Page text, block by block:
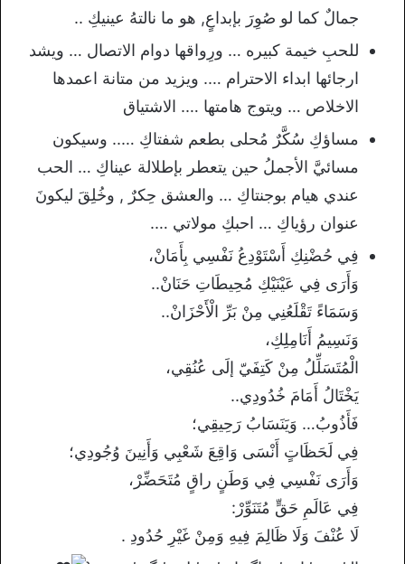
جمالٌ كما لو صُوِرَ بإبداعٍ, هو ما نالتهُ عينيكِ ..
للحبِ خيمة كبيره … ورِواقها دوام الاتصال … ويشد
ارجائها ابداء الاحترام …. ويزيد من متانة اعمدها
الاخلاص … ويتوج هامتها …. الاشتياق
مساؤكِ سُكَّرٌ مُحلى بطعم شفتاكِ ….. وسيكون
مسائيَّ الأجملُ حين يتعطر بإطلالة عيناكِ … الحب
عندي هيام بوجنتاكِ … والعشق حِكرٌ , وخُلِقَ ليكونَ
عنوان رؤياكِ … احبكِ مولاتي ….
فِي حُضْنِكِ أَسْتَوْدِعُ نَفْسِي بِأَمَانْ،
وَأَرَى فِي عَيْنَيْكِ مُحِيطَاتِ حَنَانْ..
وَسَمَاءً تَقْلَعُنِي مِنْ بَرِّ الْأَحْزَانْ..
وَنَسِيمُ أَنَامِلِكِ،
الْمُتَسَلِّلُ مِنْ كَتِفَيّ إلَى عُنُقِي،
يَخْتَالُ أَمَامَ خُدُودِي..
فَأَذُوبُ… وَيَنَسَابُ رَحِيقِي؛
فِي لَحَظَاتٍ أَنْسَى وَاقِعَ شَعْبِي وَأَنِينَ وُجُودِي؛
وَأَرَى نَفْسِي فِي وَطَنٍ راقٍ مُتَحَضِّرْ،
فِي عَالَمِ حَقٍّ مُتَنَوِّرْ:
لَا عُنْفَ وَلَا ظَالِمَ فِيهِ وَمِنْ غَيْرِ حُدُودِ .